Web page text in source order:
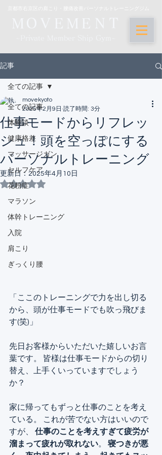
京都市右京区の肩こり・腰痛改善パーソナルトレーニングジム
記事
全ての記事
体験談
健康格差
マッサージガン
セルフケア
花粉症
マラソン
体幹トレーニング
入院
肩こり
ぎっくり腰
全ての記事
仕事モードからリフレッ
シュ！頭を空っぽにする
パーソナルトレーニング
movekyoto
2025年2月9日 読了時間: 3分
更新日： 2025年4月10日
5つ星のうちNaNと評価されています。
「ここのトレーニングで力を出し切る
から、頭が仕事モードでも吹っ飛びま
す(笑)」
先日お客様からいただいた嬉しいお言
葉です。 皆様は仕事モードからの切り
替え、上手くいっていますでしょう
か？
家に帰ってもずっと仕事のことを考え
ている。 これが苦でない方はいいので
すが、 仕事のことを考えすぎて疲労が
溜まって疲れが取れない。 寝つきが悪